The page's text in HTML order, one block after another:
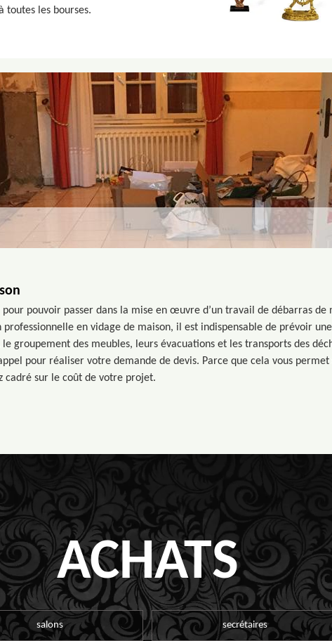
toutes les bourses.
pouvoir passer dans la mise en œuvre d’un travail de débarras de
en vidage de maison, il est indispensable de prévoir
groupement des meubles, leurs évacuations et les transports des
pour réaliser votre demande de devis. Parce que cela vous permet
cadré sur le coût de votre projet.
ACHATS
salons secrétaires